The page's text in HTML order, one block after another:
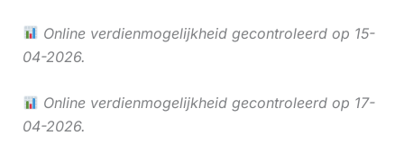
Online verdienmogelijkheid gecontroleerd op 15-
04-2026.
Online verdienmogelijkheid gecontroleerd op 17-
04-2026.